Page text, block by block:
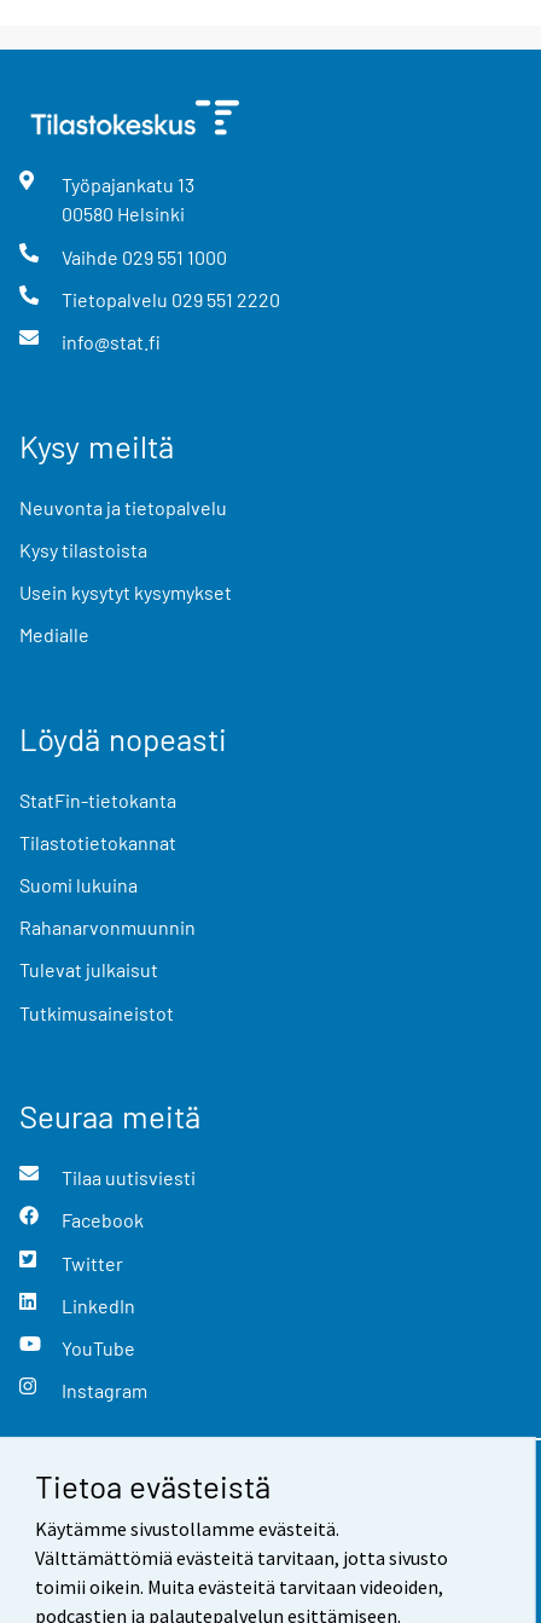
Tietoa evästeistä
Käytämme sivustollamme evästeitä.
Välttämättömiä evästeitä tarvitaan, jotta sivusto
toimii oikein. Muita evästeitä tarvitaan videoiden,
podcastien ja palautepalvelun esittämiseen.
Työpajankatu 13
00580 Helsinki
Vaihde 029 551 1000
Tietopalvelu 029 551 2220
info@stat.fi
Kysy meiltä
Neuvonta ja tietopalvelu
Kysy tilastoista
Usein kysytyt kysymykset
Medialle
Löydä nopeasti
StatFin-tietokanta
Tilastotietokannat
Suomi lukuina
Rahanarvonmuunnin
Tulevat julkaisut
Tutkimusaineistot
Seuraa meitä
Tilaa uutisviesti
Facebook
Twitter
LinkedIn
YouTube
Instagram
Yhteystiedot
Palaute
Käyttöehdot